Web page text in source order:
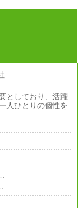
としており、活躍
人ひとりの個性を